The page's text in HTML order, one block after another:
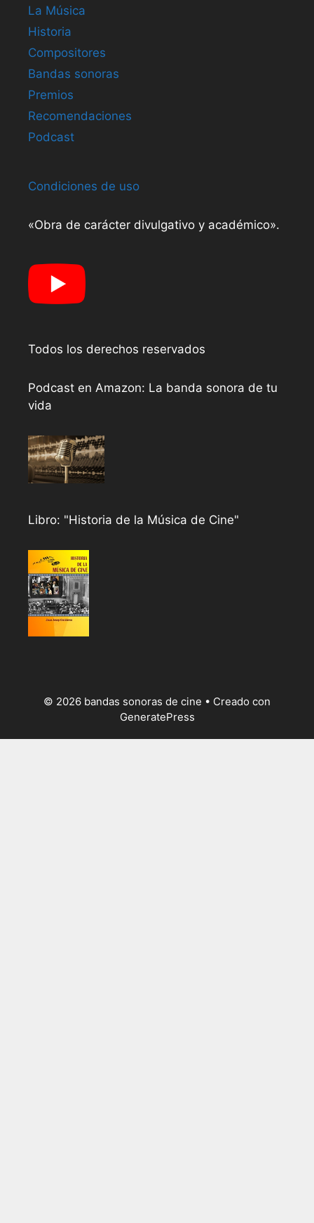
La Música
Historia
Compositores
Bandas sonoras
Premios
Recomendaciones
Podcast
Condiciones de uso
«Obra de carácter divulgativo y académico».
Todos los derechos reservados
Podcast en Amazon: La banda sonora de tu
vida
Libro: "Historia de la Música de Cine"
© 2026 bandas sonoras de cine • Creado con
GeneratePress